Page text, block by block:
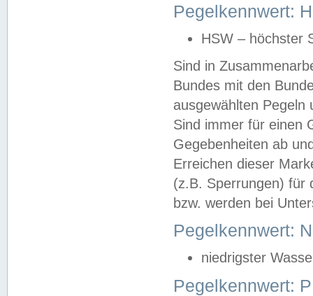
Pegelkennwert:
HSW – höchster
Sind in
Bundes mit den
ausgewählten
Sind immer für einen
Gegebenheiten ab
Erreichen dieser
(z.B. Sperrungen) für
bzw. werden bei
Pegelkennwert:
niedrigster
Pegelkennwert: